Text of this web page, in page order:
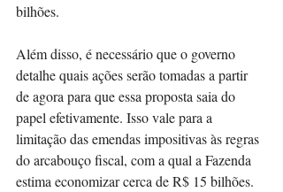
bilhões.
Além disso, é necessário que o governo
detalhe quais ações serão tomadas a partir
de agora para que essa proposta saia do
papel efetivamente. Isso vale para a
limitação das emendas impositivas às regras
do arcabouço fiscal, com a qual a Fazenda
estima economizar cerca de R$ 15 bilhões.